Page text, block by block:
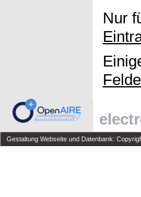
Nur
Gestaltung Webseite und Datenbank: